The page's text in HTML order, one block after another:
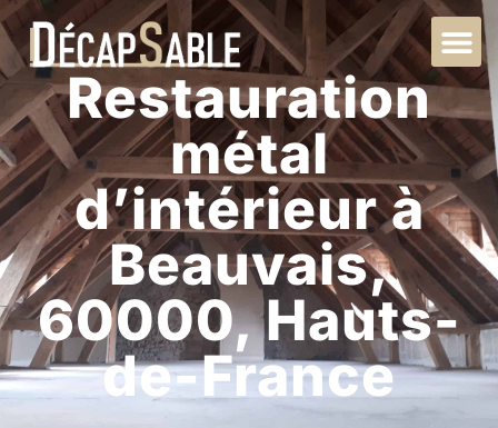
Restauration
métal
d’intérieur à
Beauvais,
60000, Hauts-
de-France